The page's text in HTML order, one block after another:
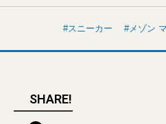
スニーカー メゾン
SHARE!